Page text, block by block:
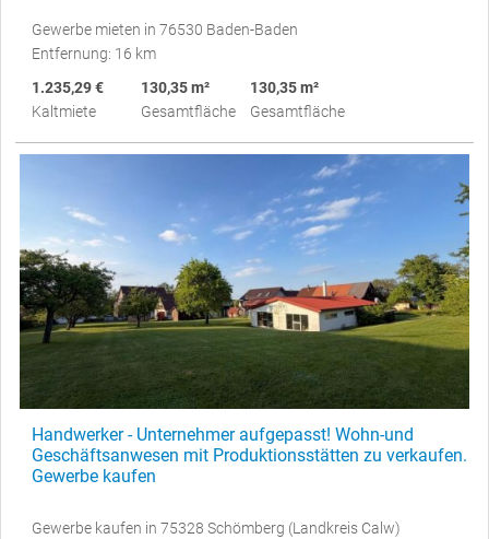
Gewerbe mieten in 76530 Baden-Baden
Entfernung: 16 km
1.235,29 €
Kaltmiete
130,35 m²
Gesamtfläche
130,35 m²
Gesamtfläche
Handwerker - Unternehmer aufgepasst! Wohn-und
Geschäftsanwesen mit Produktionsstätten zu verkaufen.
Gewerbe kaufen
Gewerbe kaufen in 75328 Schömberg (Landkreis Calw)